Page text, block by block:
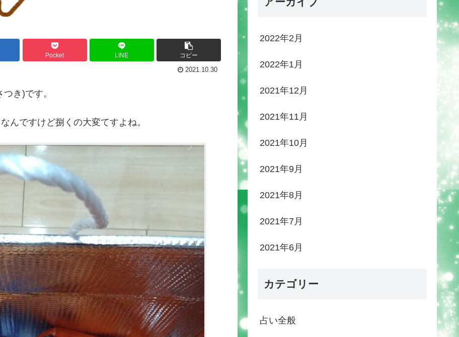
Pocket LINE コピー
2021.10.30
き)です。
んですけど捌くの大変てすよね。
2022年2月
2022年1月
2021年12月
2021年11月
2021年10月
2021年9月
2021年8月
2021年7月
2021年6月
カテゴリー
占い全般